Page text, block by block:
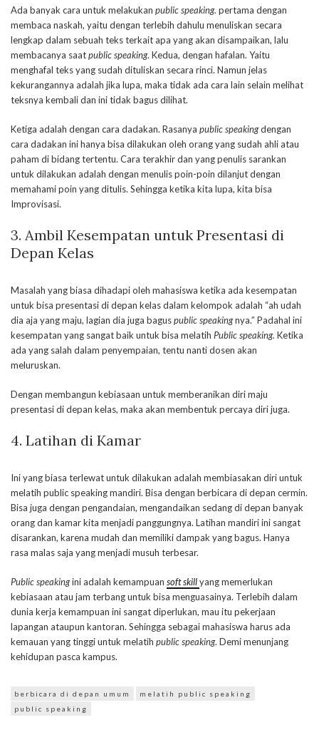
Ada banyak cara untuk melakukan public speaking. pertama dengan
membaca naskah, yaitu dengan terlebih dahulu menuliskan secara
lengkap dalam sebuah teks terkait apa yang akan disampaikan, lalu
membacanya saatpublic speaking. Kedua, dengan hafalan. Yaitu
menghafal teks yang sudah dituliskan secara rinci. Namun jelas
kekurangannya adalah jika lupa, maka tidak ada cara lain selain melihat
teksnya kembali dan ini tidak bagus dilihat.
Ketiga adalah dengan cara dadakan. Rasanya public speakingdengan
cara dadakan ini hanya bisa dilakukan oleh orang yang sudah ahli atau
paham di bidang tertentu. Cara terakhir dan yang penulis sarankan
untuk dilakukan adalah dengan menulis poin-poin dilanjut dengan
memahami poin yang ditulis. Sehingga ketika kita lupa, kita bisa
Improvisasi.
3. Ambil Kesempatan untuk Presentasi di
Depan Kelas
Masalah yang biasa dihadapi oleh mahasiswa ketika ada kesempatan
untuk bisa presentasi di depan kelas dalam kelompok adalah “ah udah
dia aja yang maju, lagian dia juga baguspublic speakingnya.” Padahal ini
kesempatan yang sangat baik untuk bisa melatih Public speaking. Ketika
ada yang salah dalam penyempaian, tentu nanti dosen akan
meluruskan.
Dengan membangun kebiasaan untuk memberanikan diri maju
presentasi di depan kelas, maka akan membentuk percaya diri juga.
4. Latihan di Kamar
Ini yang biasa terlewat untuk dilakukan adalah membiasakan diri untuk
melatih public speaking mandiri. Bisa dengan berbicara di depan cermin.
Bisa juga dengan pengandaian, mengandaikan sedang di depan banyak
orang dan kamar kita menjadi panggungnya. Latihan mandiri ini sangat
disarankan, karena mudah dan memiliki dampak yang bagus. Hanya
rasa malas saja yang menjadi musuh terbesar.
Public speakingini adalah kemampuan soft skillyang memerlukan
kebiasaan atau jam terbang untuk bisa menguasainya. Terlebih dalam
dunia kerja kemampuan ini sangat diperlukan, mau itu pekerjaan
lapangan ataupun kantoran. Sehingga sebagai mahasiswa harus ada
kemauan yang tinggi untuk melatih public speaking. Demi menunjang
kehidupan pasca kampus.
berbicara di depan umum
melatih public speaking
public speaking